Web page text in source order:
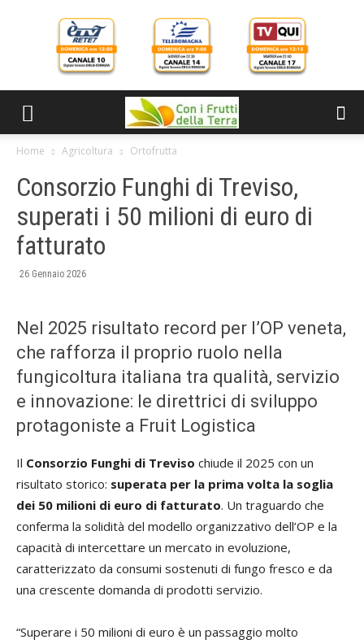
Home Agricoltura Ortofrutta
Consorzio Funghi di Treviso,
superati i 50 milioni di euro di
fatturato
26 Gennaio 2026
Nel 2025 risultato record per l’OP veneta,
che rafforza il proprio ruolo nella
fungicoltura italiana tra qualità, servizio
e innovazione: le direttrici di sviluppo
protagoniste a Fruit Logistica
Il Consorzio Funghi di Treviso chiude il 2025 con un
risultato storico: superata per la prima volta la soglia
dei 50 milioni di euro di fatturato. Un traguardo che
conferma la solidità del modello organizzativo dell’OP e la
capacità di intercettare un mercato in evoluzione,
caratterizzato da consumi sostenuti di fungo fresco e da
una crescente domanda di prodotti servizio.
“Superare i 50 milioni di euro è un passaggio molto